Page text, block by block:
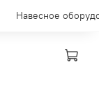
Навесное